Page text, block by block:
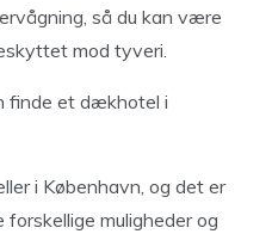
så du kan være
mod tyveri.
finde et dækhotel i
i København, og det er
muligheder og